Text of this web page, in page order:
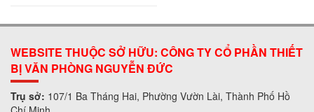
WEBSITE THUỘC SỞ HỮU: CÔNG TY CỔ PHẦN THIẾT
BỊ VĂN PHÒNG NGUYỄN ĐỨC
Trụ sở: 107/1 Ba Tháng Hai, Phường Vườn Lài, Thành Phố Hồ